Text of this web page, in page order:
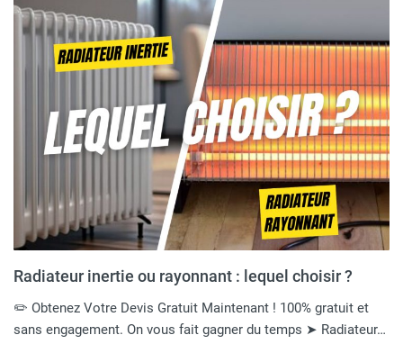
Radiateur inertie ou rayonnant : lequel choisir ?
✏️ Obtenez Votre Devis Gratuit Maintenant ! 100% gratuit et
sans engagement. On vous fait gagner du temps ➤ Radiateur…